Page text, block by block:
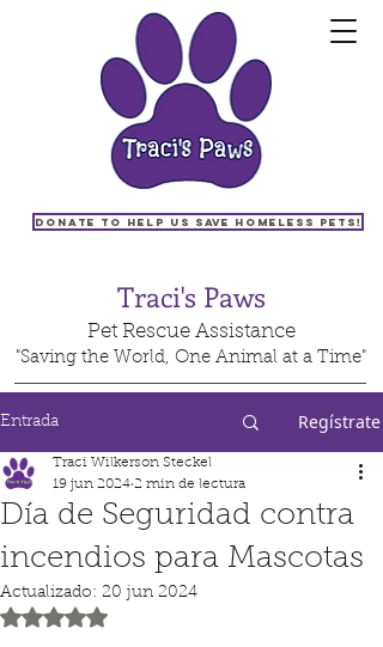
Pet Rescue Assistance
Traci's Paws
"Saving the World, One Animal at a Time"
Donate to help us save homeless pets!
Entrada Regístrate
Día de Seguridad contra
incendios para Mascotas
Traci Wilkerson Steckel
19 jun 2024 2 min de lectura
Actualizado: 20 jun 2024
Obtuvo NaN de 5 estrellas.